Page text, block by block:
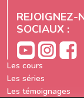
REJOIGNEZ-
SOCIAUX :
Les cours
Les séries
Les témoignages